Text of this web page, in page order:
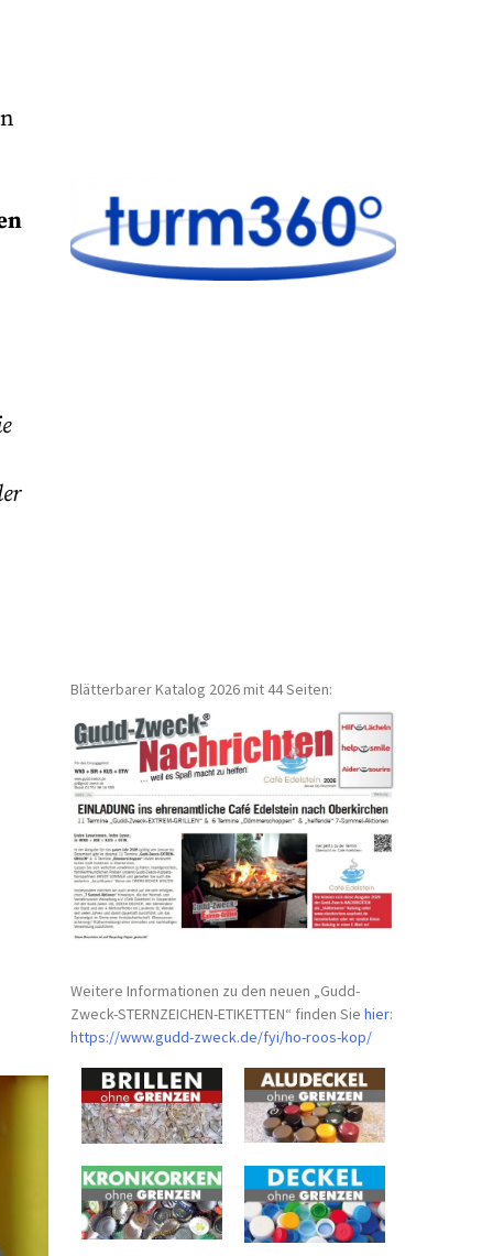
Blätterbarer Katalog 2026 mit 44 Seiten:
Weitere Informationen zu den neuen „Gudd-
Zweck-STERNZEICHEN-ETIKETTEN“ finden Siehier:
https://www.gudd-zweck.de/fyi/ho-roos-kop/